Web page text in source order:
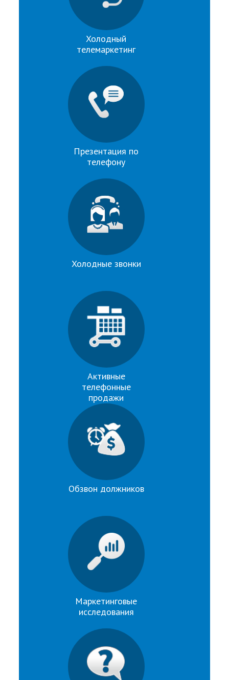
Холодный
телемаркетинг
Презентация по
телефону
Холодные звонки
Активные
телефонные
продажи
Обзвон должников
Маркетинговые
исследования